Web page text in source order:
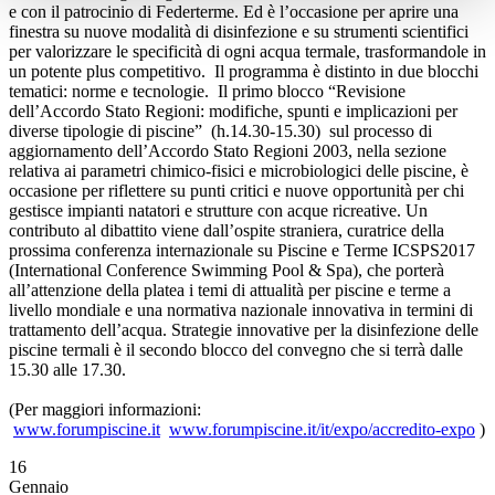
e con il patrocinio di Federterme. Ed è l’occasione per aprire una
finestra su nuove modalità di disinfezione e su strumenti scientifici
per valorizzare le specificità di ogni acqua termale, trasformandole in
un potente plus competitivo. Il programma è distinto in due blocchi
tematici: norme e tecnologie. Il primo blocco “Revisione
dell’Accordo Stato Regioni: modifiche, spunti e implicazioni per
diverse tipologie di piscine” (h.14.30-15.30) sul processo di
aggiornamento dell’Accordo Stato Regioni 2003, nella sezione
relativa ai parametri chimico-fisici e microbiologici delle piscine, è
occasione per riflettere su punti critici e nuove opportunità per chi
gestisce impianti natatori e strutture con acque ricreative. Un
contributo al dibattito viene dall’ospite straniera, curatrice della
prossima conferenza internazionale su Piscine e Terme ICSPS2017
(International Conference Swimming Pool & Spa), che porterà
all’attenzione della platea i temi di attualità per piscine e terme a
livello mondiale e una normativa nazionale innovativa in termini di
trattamento dell’acqua. Strategie innovative per la disinfezione delle
piscine termali è il secondo blocco del convegno che si terrà dalle
15.30 alle 17.30.
(Per maggiori informazioni:
www.forumpiscine.it www.forumpiscine.it/it/expo/accredito-expo )
16
Gennaio